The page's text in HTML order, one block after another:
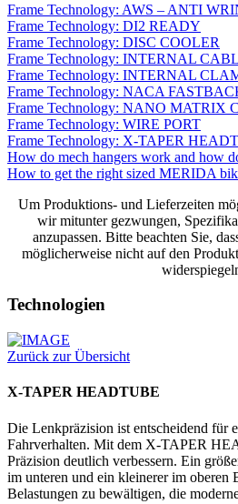
Frame Technology: AWS – ANTI
Frame Technology: DI2 READY
Frame Technology: DISC COOLER
Frame Technology: INTERNAL
Frame Technology: INTERNAL
Frame Technology: NACA
Frame Technology: NANO MATRIX
Frame Technology: WIRE PORT
Frame Technology: X-TAPER
How do mech hangers work and how
How to get the right sized MERIDA
Um Produktions- und Lieferzeiten
wir mitunter gezwungen,
anzupassen. Bitte beachten Sie,
möglicherweise nicht auf den
Technologien
Zurück zur Übersicht
X-TAPER HEADTUBE
Die Lenkpräzision ist entscheidend für
Fahrverhalten. Mit dem X-TAPER
Präzision deutlich verbessern. Ein
im unteren und ein kleinerer im oberen
Belastungen zu bewältigen, die